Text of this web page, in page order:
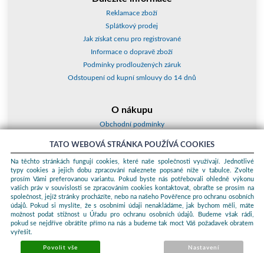
Reklamace zboží
Splátkový prodej
Jak získat cenu pro registrované
Informace o dopravě zboží
Podmínky prodloužených záruk
Odstoupení od kupní smlouvy do 14 dnů
O nákupu
Obchodní podmínky
Kontakty a adresy
Essox splátky
Podle zákona o evidenci tržeb je prodávající povinen vystavit kupujícímu
účtenku. Zároveň je povinen zaevidovat přijatou tržbu u správce daně
online; v případě technického výpadku pak nejpozději do 48 hodin.
© 2026 ProKauf Komplex s.r.o. Všechna práva vyhrazena.
systems
pronájem e-shopů
TATO WEBOVÁ STRÁNKA POUŽÍVÁ COOKIES
Na těchto stránkách fungují cookies, které naše společnosti využívají. Jednotlivé
typy cookies a jejich dobu zpracování naleznete popsané níže v tabulce. Zvolte
prosím Vámi preferovanou variantu. Pokud byste nás potřebovali ohledně výkonu
vašich práv v souvislosti se zpracováním cookies kontaktovat, obraťte se prosím na
společnost, jejíž stránky procházíte, nebo na našeho Pověřence pro ochranu osobních
údajů. Pokud si myslíte, že s osobními údaji nenakládáme, jak bychom měli, máte
možnost podat stížnost u Úřadu pro ochranu osobních údajů. Budeme však rádi,
pokud se nejdříve obrátíte přímo na nás a budeme tak moct Váš požadavek obratem
vyřešit.
Povolit vše Nastavení